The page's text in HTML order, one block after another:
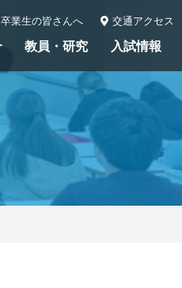
教員・研究 入試情報
卒業生の皆さんへ 交通アクセス